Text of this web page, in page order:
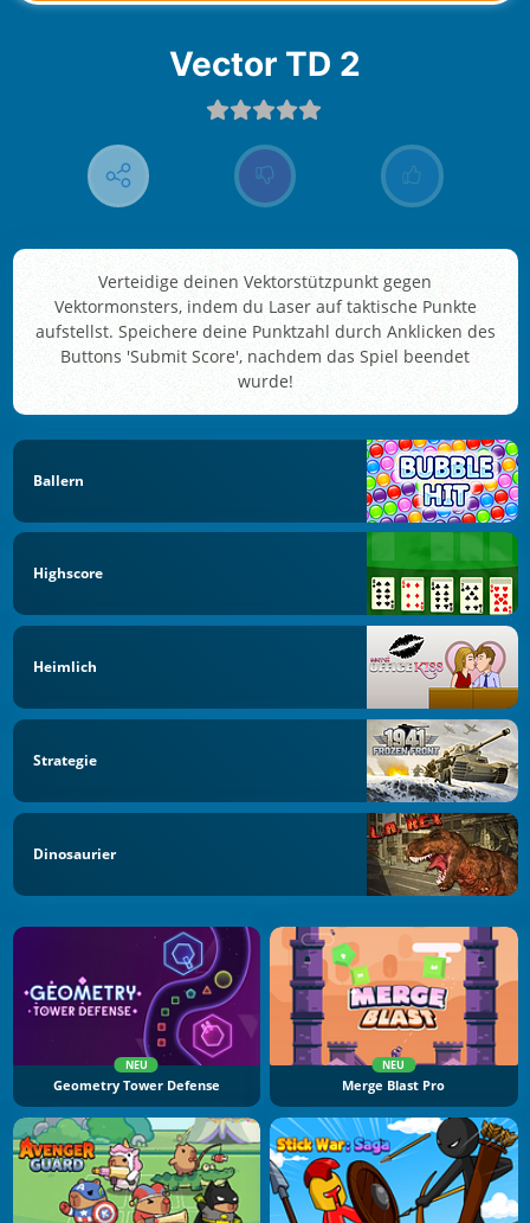
Vector TD 2
Verteidige deinen Vektorstützpunkt gegen
Vektormonsters, indem du Laser auf taktische Punkte
aufstellst. Speichere deine Punktzahl durch Anklicken des
Buttons 'Submit Score', nachdem das Spiel beendet
wurde!
Ballern
Highscore
Heimlich
Strategie
Dinosaurier
NEU
Geometry Tower Defense
NEU
Merge Blast Pro